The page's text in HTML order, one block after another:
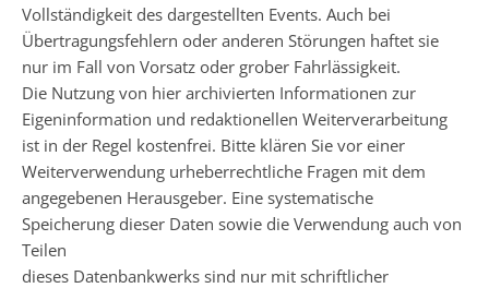
Vollständigkeit des dargestellten Events. Auch bei
Übertragungsfehlern oder anderen Störungen haftet sie
nur im Fall von Vorsatz oder grober Fahrlässigkeit.
Die Nutzung von hier archivierten Informationen zur
Eigeninformation und redaktionellen Weiterverarbeitung
ist in der Regel kostenfrei. Bitte klären Sie vor einer
Weiterverwendung urheberrechtliche Fragen mit dem
angegebenen Herausgeber. Eine systematische
Speicherung dieser Daten sowie die Verwendung auch von
Teilen
dieses Datenbankwerks sind nur mit schriftlicher